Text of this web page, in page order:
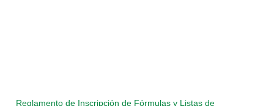
Reglamento de Inscripción de Fórmulas y Listas de